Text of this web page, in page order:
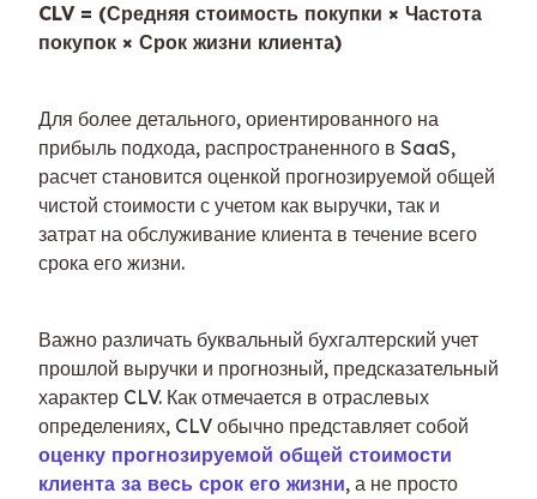
CLV = (Средняя стоимость покупки × Частота
покупок × Срок жизни клиента)
Для более детального, ориентированного на
прибыль подхода, распространенного в SaaS,
расчет становится оценкой прогнозируемой общей
чистой стоимости с учетом как выручки, так и
затрат на обслуживание клиента в течение всего
срока его жизни.
Важно различать буквальный бухгалтерский учет
прошлой выручки и прогнозный, предсказательный
характер CLV. Как отмечается в отраслевых
оценку прогнозируемой общей стоимости
клиента за весь срок его жизни, а не просто